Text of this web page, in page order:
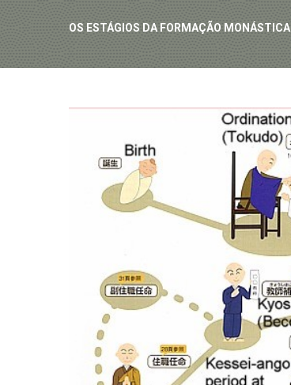
OS ESTÁGIOS DA FORMAÇÃO MONÁSTICA